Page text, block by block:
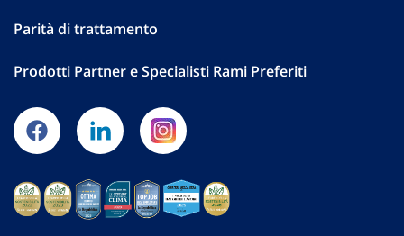
Parità di trattamento
Prodotti Partner e Specialisti Rami Preferiti